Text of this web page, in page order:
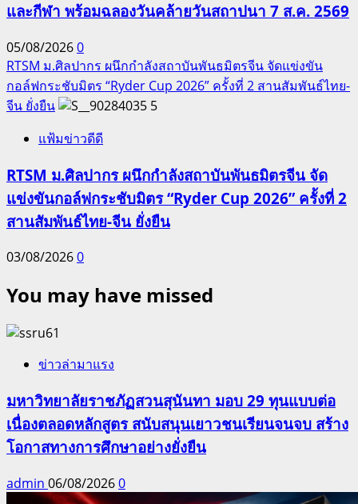
และกีฬา พร้อมฉลองวันคล้ายวันสถาปนา 7 ส.ค. 2569
05/08/20260
RTSM ม.ศิลปากร ผนึกกำลังสถาบันพันธมิตรจีน จัดแข่งขัน
กอล์ฟกระชับมิตร “Ryder Cup 2026” ครั้งที่ 2 สานสัมพันธ์ไทย-
จีน ยั่งยืน
5
แฟ้มข่าวดีดี
RTSM ม.ศิลปากร ผนึกกำลังสถาบันพันธมิตรจีน จัด
แข่งขันกอล์ฟกระชับมิตร “Ryder Cup 2026” ครั้งที่ 2
สานสัมพันธ์ไทย-จีน ยั่งยืน
03/08/20260
You may have missed
ข่าวล่ามาแรง
มหาวิทยาลัยราชภัฏสวนสุนันทา มอบ 29 ทุนแบบต่อ
เนื่องตลอดหลักสูตร สนับสนุนเยาวชนเรียนจนจบ สร้าง
โอกาสทางการศึกษาอย่างยั่งยืน
admin 06/08/20260